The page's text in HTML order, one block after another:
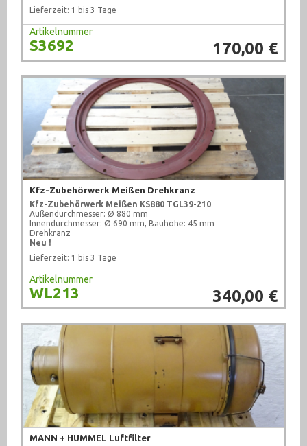
Lieferzeit: 1 bis 3 Tage
Artikelnummer
S3692 170,00 €
Kfz-Zubehörwerk Meißen Drehkranz
Kfz-Zubehörwerk Meißen KS880 TGL39-210
Außendurchmesser: Ø 880 mm
Innendurchmesser: Ø 690 mm, Bauhöhe: 45 mm
Drehkranz
Neu !
Lieferzeit: 1 bis 3 Tage
Artikelnummer
WL213 340,00 €
MANN + HUMMEL Luftfilter